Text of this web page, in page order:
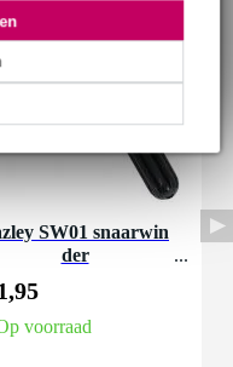
SW01 snaarwin
der
voorraad